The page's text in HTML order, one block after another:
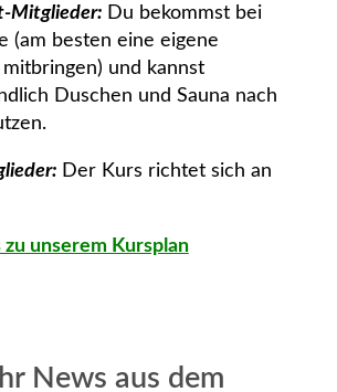
Mitglieder: Du bekommst bei
(am besten eine eigene
und kannst
Duschen und Sauna nach
Der Kurs richtet sich an
unserem Kursplan
News aus dem